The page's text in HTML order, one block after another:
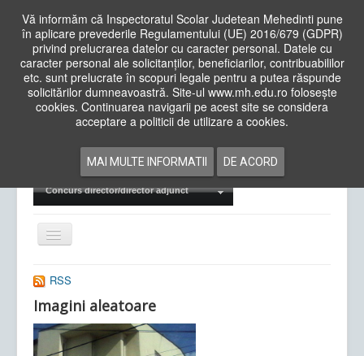
Vă informăm că Inspectoratul Scolar Judetean Mehedinti pune
în aplicare prevederile Regulamentului (UE) 2016/679 (GDPR)
privind prelucrarea datelor cu caracter personal. Datele cu
caracter personal ale solicitanților, beneficiarilor, contribuabililor
etc. sunt prelucrate în scopuri legale pentru a putea răspunde
solicitărilor dumneavoastră. Site-ul www.mh.edu.ro folosește
cookies. Continuarea navigarii pe acest site se considera
acceptare a politicii de utilizare a cookies.
MAI MULTE INFORMATII DE ACORD
Cauta
in
siteAcasa Cadre Didactice
Examene Naționale
Concurs director/director adjunct
Comută
navigarea
RSS
Imagini aleatoare